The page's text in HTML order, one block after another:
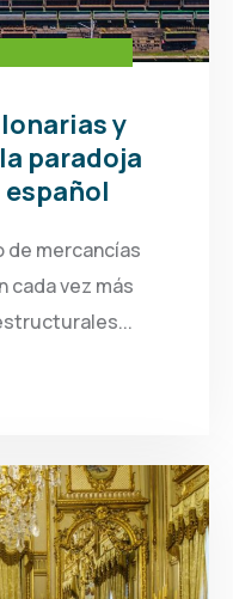
y
paradoja
de mercancías
cada vez más